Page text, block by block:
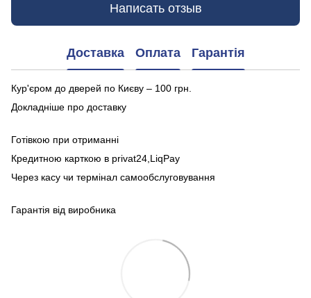
Написать отзыв
Доставка Оплата Гарантія
Кур'єром до дверей по Києву – 100 грн.
Докладніше про доставку
Готівкою при отриманні
Кредитною карткою в privat24,LiqPay
Через касу чи термінал самообслуговування
Гарантія від виробника